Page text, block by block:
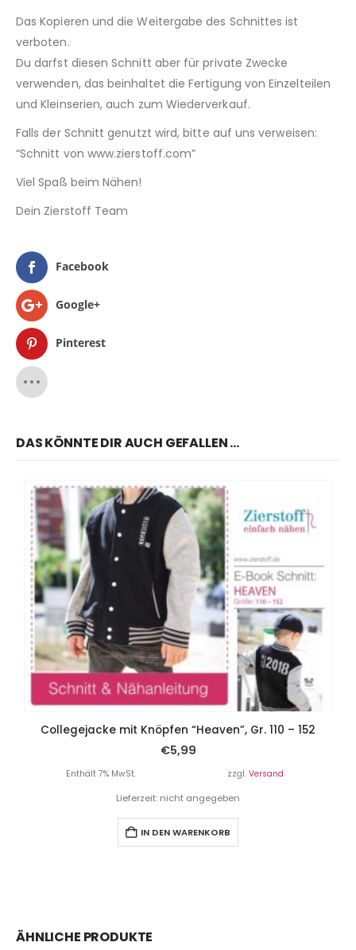
Das Kopieren und die Weitergabe des Schnittes ist
verboten.
Du darfst diesen Schnitt aber für private Zwecke
verwenden, das beinhaltet die Fertigung von Einzelteilen
und Kleinserien, auch zum Wiederverkauf.
Falls der Schnitt genutzt wird, bitte auf uns verweisen:
“Schnitt von www.zierstoff.com”
Viel Spaß beim Nähen!
Dein Zierstoff Team
Facebook
Google+
Pinterest
DAS KÖNNTE DIR AUCH GEFALLEN …
Collegejacke mit Knöpfen “Heaven”, Gr. 110 – 152
€5,99
Enthält 7% MwSt. zzgl. Versand
Lieferzeit: nicht angegeben
IN DEN WARENKORB
ÄHNLICHE PRODUKTE